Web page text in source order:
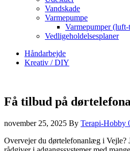
Vandskade
Varmepumpe
Varmepumper
Vedligeholdelsesplaner
Håndarbejde
Kreativ / DIY
Få tilbud på
november 25, 2025 By Terapi-Hobby
Overvejer du dørtelefonanlæg i Vejle?